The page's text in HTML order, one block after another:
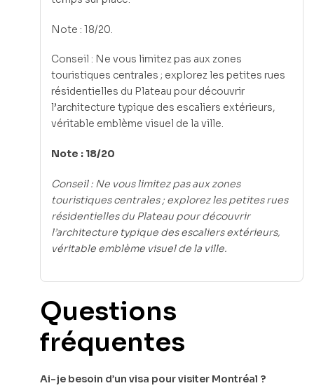
Note : 18/20.
Conseil : Ne vous limitez pas aux zones
touristiques centrales ; explorez les petites rues
résidentielles du Plateau pour découvrir
l’architecture typique des escaliers extérieurs,
véritable emblème visuel de la ville.
Note : 18/20
Conseil : Ne vous limitez pas aux zones
touristiques centrales ; explorez les petites rues
résidentielles du Plateau pour découvrir
l’architecture typique des escaliers extérieurs,
véritable emblème visuel de la ville.
Questions
fréquentes
Ai-je besoin d’un visa pour visiter Montréal ?